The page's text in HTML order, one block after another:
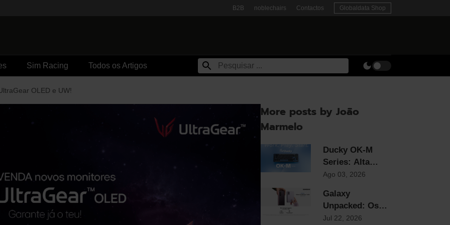
B2B noblechairs Contactos Globaldata Shop
Sim Racing Todos os Artigos
OLED e UW!
More posts by João
Marmelo
Ducky OK-M
Series: Alta
Gama e
ao Preço Mais
Competitivo do
Mercado
Ago 03, 2026
Galaxy
Unpacked: Os
Novos Foldables
Jul 22, 2026